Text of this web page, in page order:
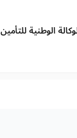
الوطنية للتأمين